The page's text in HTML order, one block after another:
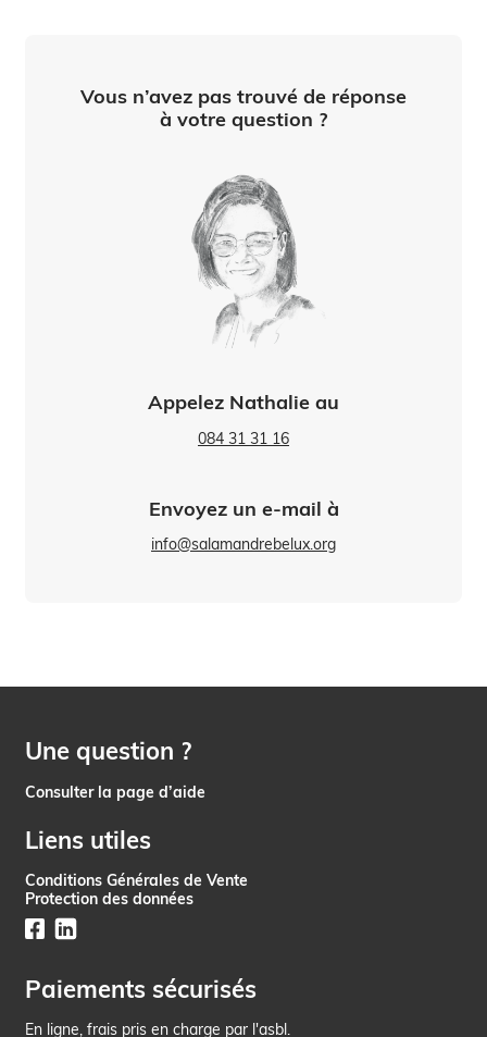
Vous n’avez pas trouvé de réponse
à votre question ?
Appelez Nathalie au
084 31 31 16
Envoyez un e-mail à
info@salamandrebelux.org
Une question ?
Consulter la page d’aide
Liens utiles
Conditions Générales de Vente
Protection des données
Paiements sécurisés
En ligne, frais pris en charge par l'asbl.